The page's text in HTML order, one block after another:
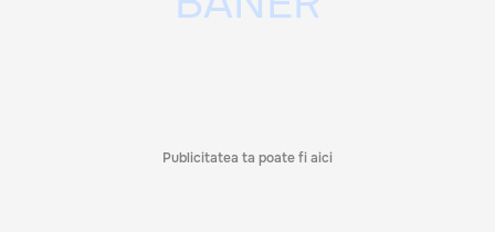
Publicitatea ta poate fi aici